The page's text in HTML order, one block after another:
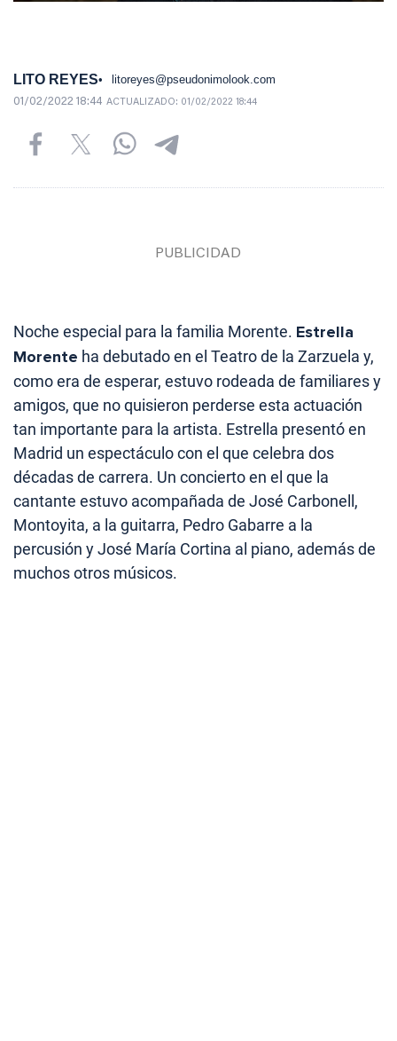
LITO REYES litoreyes@pseudonimolook.com
01/02/2022 18:44 ACTUALIZADO: 01/02/2022 18:44
Noche especial para la familia Morente. Estrella
Morente ha debutado en el Teatro de la Zarzuela y,
como era de esperar, estuvo rodeada de familiares y
amigos, que no quisieron perderse esta actuación
tan importante para la artista. Estrella presentó en
Madrid un espectáculo con el que celebra dos
décadas de carrera. Un concierto en el que la
cantante estuvo acompañada de José Carbonell,
Montoyita, a la guitarra, Pedro Gabarre a la
percusión y José María Cortina al piano, además de
muchos otros músicos.